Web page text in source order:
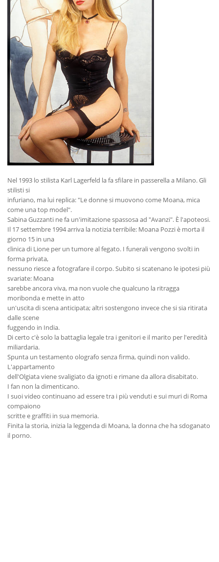
Nel 1993 lo stilista Karl Lagerfeld la fa sfilare in passerella a Milano. Gli
stilisti si
infuriano, ma lui replica: "Le donne si muovono come Moana, mica
come una top model".
Sabina Guzzanti ne fa un'imitazione spassosa ad "Avanzi". È l'apoteosi.
Il 17 settembre 1994 arriva la notizia terribile: Moana Pozzi è morta il
giorno 15 in una
clinica di Lione per un tumore al fegato. I funerali vengono svolti in
forma privata,
nessuno riesce a fotografare il corpo. Subito si scatenano le ipotesi più
svariate: Moana
sarebbe ancora viva, ma non vuole che qualcuno la ritragga
moribonda e mette in atto
un'uscita di scena anticipata; altri sostengono invece che si sia ritirata
dalle scene
fuggendo in India.
Di certo c'è solo la battaglia legale tra i genitori e il marito per l'eredità
miliardaria.
Spunta un testamento olografo senza firma, quindi non valido.
L'appartamento
dell'Olgiata viene svaligiato da ignoti e rimane da allora disabitato.
I fan non la dimenticano.
I suoi video continuano ad essere tra i più venduti e sui muri di Roma
compaiono
scritte e graffiti in sua memoria.
Finita la storia, inizia la leggenda di Moana, la donna che ha sdoganato
il porno.